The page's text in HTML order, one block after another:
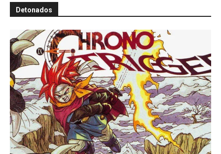
Detonados